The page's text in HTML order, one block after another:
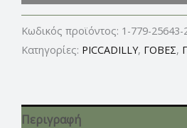
Κωδικός προϊόντος: 1-779-25643-
Κατηγορίες: PICCADILLY, ΓΟΒΕΣ,
Περιγραφή